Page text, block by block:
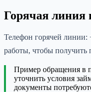
Горячая линия
Телефон горячей линии:
работы, чтобы
Пример обращения в
уточнить условия
документы